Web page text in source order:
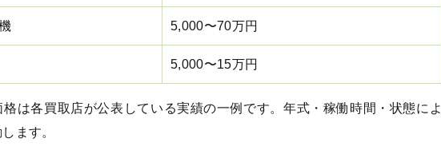
5,000〜70万円
5,000〜15万円
は各買取店が公表している実績の一例です。年式・稼働時間・状態によ
ます。